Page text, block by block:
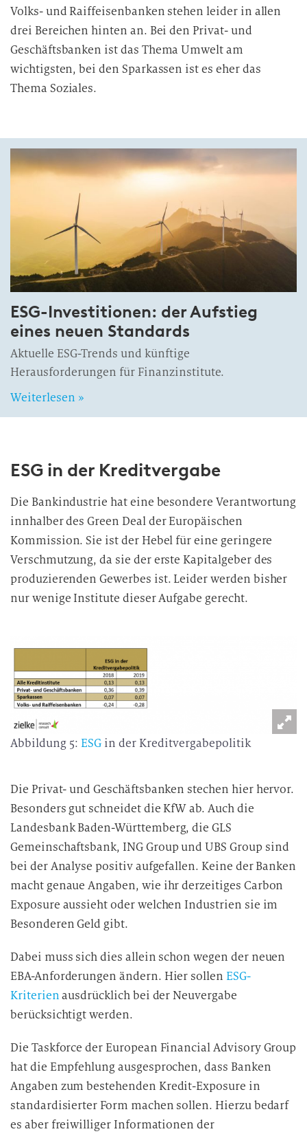
Volks- und Raiffeisenbanken stehen leider in allen
drei Bereichen hinten an. Bei den Privat- und
Geschäftsbanken ist das Thema Umwelt am
wichtigsten, bei den Sparkassen ist es eher das
Thema Soziales.
ESG-Investitionen: der Aufstieg
eines neuen Standards
Aktuelle ESG-Trends und künftige
Herausforderungen für Finanzinstitute.
Weiterlesen »
ESG in der Kreditvergabe
Die Bankindustrie hat eine besondere Verantwortung
innhalber des Green Deal der Europäischen
Kommission. Sie ist der Hebel für eine geringere
Verschmutzung, da sie der erste Kapitalgeber des
produzierenden Gewerbes ist. Leider werden bisher
nur wenige Institute dieser Aufgabe gerecht.
Abbildung 5: ESG in der Kreditvergabepolitik
Die Privat- und Geschäftsbanken stechen hier hervor.
Besonders gut schneidet die KfW ab. Auch die
Landesbank Baden-Württemberg, die GLS
Gemeinschaftsbank, ING Group und UBS Group sind
bei der Analyse positiv aufgefallen. Keine der Banken
macht genaue Angaben, wie ihr derzeitiges Carbon
Exposure aussieht oder welchen Industrien sie im
Besonderen Geld gibt.
Dabei muss sich dies allein schon wegen der neuen
EBA-Anforderungen ändern. Hier sollen ESG-
Kriterienausdrücklich bei der Neuvergabe
berücksichtigt werden.
Die Taskforce der European Financial Advisory Group
hat die Empfehlung ausgesprochen, dass Banken
Angaben zum bestehenden Kredit-Exposure in
standardisierter Form machen sollen. Hierzu bedarf
es aber freiwilliger Informationen der